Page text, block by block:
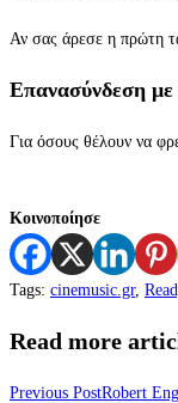
Αν σας άρεσε η πρώτη
Επανασύνδεση με
Για όσους θέλουν να
Κοινοποίησε
Tags: cinemusic.gr,
Read more
Previous PostRobert